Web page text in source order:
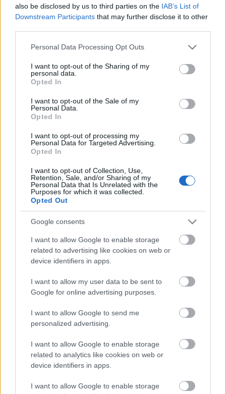
also be disclosed by us to third parties on the IAB’s List of
Downstream Participants that may further disclose it to other
Please note that this website/app uses one or more Google
not limited to your visit or usage behaviour. You may click to
grant or deny consent to Google and its third-party tags to
use your data for below specified purposes in below Google
consent section.
Personal Data Processing Opt Outs
I want to opt-out of the Sharing of my
personal data.
Opted In
I want to opt-out of the Sale of my
Personal Data.
Opted In
I want to opt-out of processing my
Personal Data for Targeted Advertising.
Opted In
I want to opt-out of Collection, Use,
Retention, Sale, and/or Sharing of my
Personal Data that Is Unrelated with the
Purposes for which it was collected.
Opted Out
Google consents
I want to allow Google to enable storage
related to advertising like cookies on web or
device identifiers in apps.
I want to allow my user data to be sent to
Google for online advertising purposes.
I want to allow Google to send me
personalized advertising.
I want to allow Google to enable storage
related to analytics like cookies on web or
device identifiers in apps.
I want to allow Google to enable storage
Hőség és vízhiány - itatók feltöltésével segítik a
vadállományt a somogyi erdőkben
SEFAG Erdészeti és Faipari Zrt. munkatársai - adta hírül a
oldalain.
KEVESEBB FÉNYT!
Országos hírek
Kecskeméten is szakirányú
HÍRDETÉS
LEGOLVASOTTABB
gyógyszertára, ahol pirulák helyett
verseket írnak fel
MotoGP - Ismét hazánk látja vendégül a